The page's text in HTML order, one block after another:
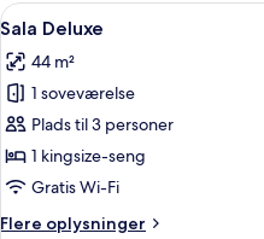
Indlæs
alle
billeder
af
Sala
Deluxe
5
Sala Deluxe
44 m²
1 soveværelse
Plads til 3 personer
1 kingsize-seng
Gratis Wi-Fi
Flere oplysninger
Flere